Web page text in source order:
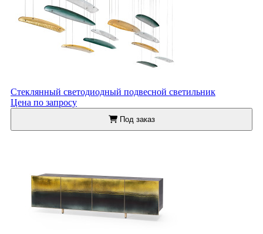
Стеклянный светодиодный подвесной светильник
Цена по запросу
Под заказ